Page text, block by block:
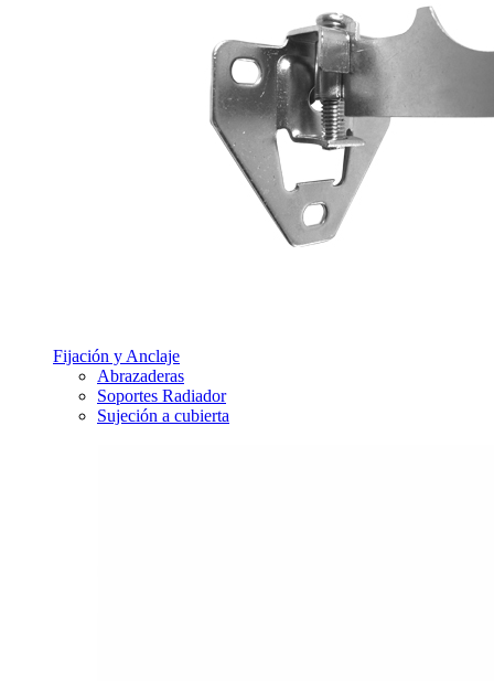
Fijación y Anclaje
Abrazaderas
Soportes Radiador
Sujeción a cubierta